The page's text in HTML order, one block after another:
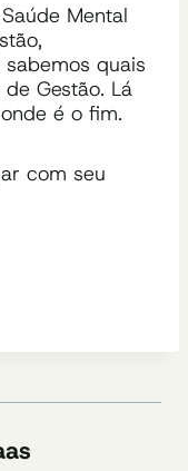
Mental
quais
Gestão. Lá
é o fim.
com seu